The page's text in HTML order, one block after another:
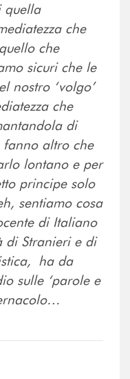
quella
che
che
sicuri che le
nostro ‘volgo’
che
di
altro che
lontano e per
principe solo
sentiamo cosa
di Italiano
di Stranieri e di
ha da
sulle ‘parole e